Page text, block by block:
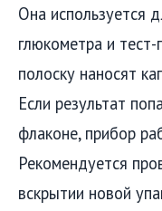
Она используется
глюкометра и
полоску наносят
Если результат
флаконе, прибор
Рекомендуется
вскрытии новой